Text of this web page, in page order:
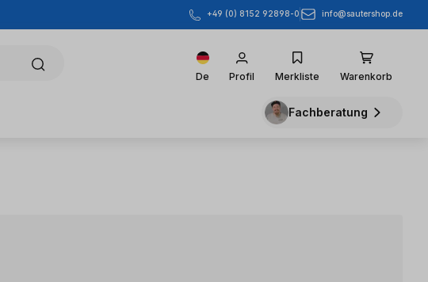
+49 (0) 8152 92898-0 info@sautershop.de
De Profil Merkliste Warenkorb
Fachberatung